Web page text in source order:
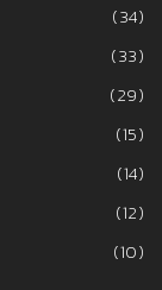
(34)
(33)
(29)
(15)
(14)
(12)
(10)